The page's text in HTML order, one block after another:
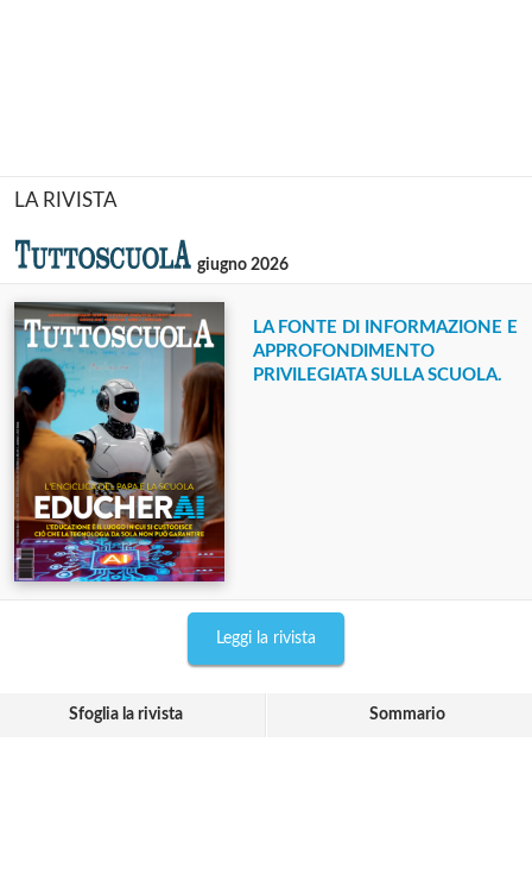
LA RIVISTA
giugno 2026
LA FONTE DI INFORMAZIONE E
APPROFONDIMENTO
PRIVILEGIATA SULLA SCUOLA.
Leggi la rivista
Sfoglia la rivista Sommario